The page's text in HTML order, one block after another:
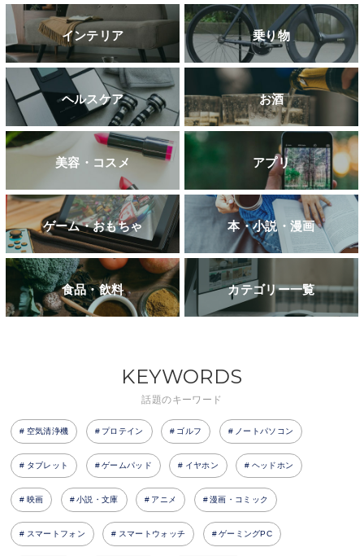
インテリア 乗り物
ヘルスケア お酒
美容・コスメ アプリ
ゲーム・おもちゃ 本・小説・漫画
食品・飲料 カテゴリー一覧
KEYWORDS
話題のキーワード
空気清浄機 プロテイン ゴルフ ノートパソコン
タブレット ゲームパッド イヤホン ヘッドホン
映画 小説・文庫 アニメ 漫画・コミック
スマートフォン スマートウォッチ ゲーミングPC